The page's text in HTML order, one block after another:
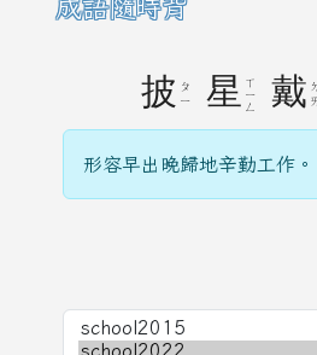
成語隨時背
披 ㄆ
ㄧ
星 ㄒ
ㄧ
ㄥ
戴
形容早出晚歸地辛勤工作。